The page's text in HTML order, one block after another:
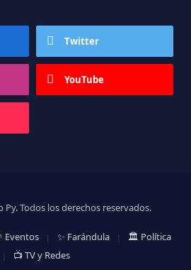
Py. Todos los derechos reservados.